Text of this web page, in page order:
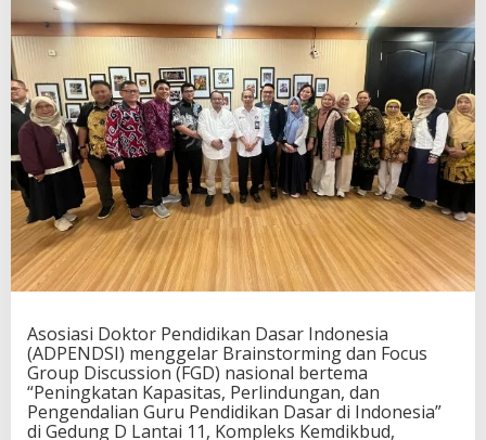
Asosiasi Doktor Pendidikan Dasar Indonesia
(ADPENDSI) menggelar Brainstorming dan Focus
Group Discussion (FGD) nasional bertema
“Peningkatan Kapasitas, Perlindungan, dan
Pengendalian Guru Pendidikan Dasar di Indonesia”
di Gedung D Lantai 11, Kompleks Kemdikbud,